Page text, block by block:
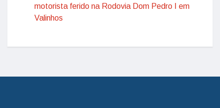
motorista ferido na Rodovia Dom Pedro I em
Valinhos